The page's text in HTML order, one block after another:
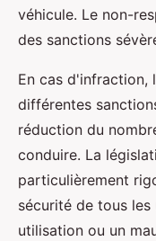
véhicule. Le non-
des sanctions
En cas d'infraction,
différentes
réduction du
conduire. La
particulièrement
sécurité de tous les
utilisation ou un